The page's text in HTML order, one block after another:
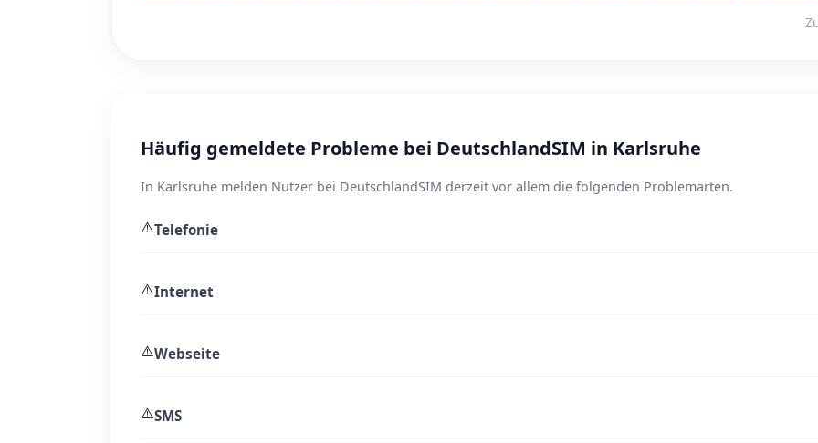
Häufig gemeldete Probleme bei DeutschlandSIM in Karlsruhe
In Karlsruhe melden Nutzer bei DeutschlandSIM derzeit vor allem die folgenden Problemarten.
⚠️Telefonie
⚠️Internet
⚠️Webseite
⚠️SMS